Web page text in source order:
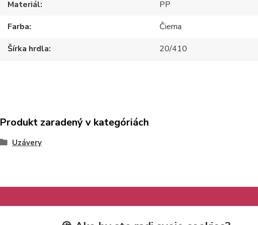
Materiál
PP
Farba
Čierna
Šírka hrdla
20/410
Produkt zaradený v kategóriách
Uzávery